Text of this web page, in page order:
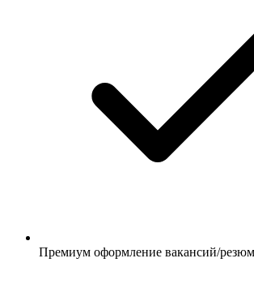
Премиум оформление вакансий/